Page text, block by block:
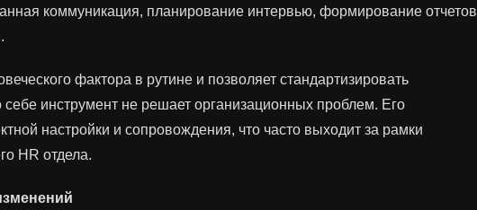
коммуникация, планирование интервью, формирование отчетов
фактора в рутине и позволяет стандартизировать
инструмент не решает организационных проблем. Его
настройки и сопровождения, что часто выходит за рамки
HR отдела.